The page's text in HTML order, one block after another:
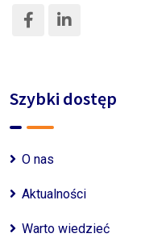
Szybki dostęp
O nas
Aktualności
Warto wiedzieć